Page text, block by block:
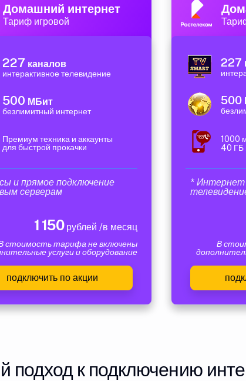
Домашний интернет
Тариф игровой
227 каналов
интерактивное телевидение
500 МБит
безлимитный интернет
Премиум техника и аккаунты
для быстрой прокачки
и прямое подключение
серверам
1 150рублей /в месяц
стоимость тарифа не включены
услуги и оборудование
подключить по акции
227
500
1000
40 ГБ
* Интернет
В
подход к подключению